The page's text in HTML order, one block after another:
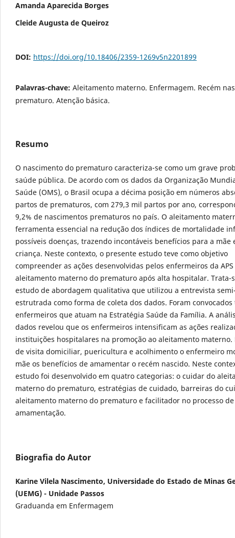
Amanda Aparecida Borges
Cleide Augusta de Queiroz
DOI: https://doi.org/10.18406/2359-1269v5n2201899
Palavras-chave: Aleitamento materno. Enfermagem. Recém
prematuro. Atenção básica.
Resumo
O nascimento do prematuro caracteriza-se como um grave
saúde pública. De acordo com os dados da Organização
Saúde (OMS), o Brasil ocupa a décima posição em números
partos de prematuros, com 279,3 mil partos por ano,
9,2% de nascimentos prematuros no país. O aleitamento
ferramenta essencial na redução dos índices de mortalidade
possíveis doenças, trazendo incontáveis benefícios para a mãe
criança. Neste contexto, o presente estudo teve como objetivo
compreender as ações desenvolvidas pelos enfermeiros da
aleitamento materno do prematuro após alta hospitalar. Trata-
estudo de abordagem qualitativa que utilizou a entrevista semi-
estrutrada como forma de coleta dos dados. Foram convocados
enfermeiros que atuam na Estratégia Saúde da Família. A
dados revelou que os enfermeiros intensificam as ações
instituições hospitalares na promoção ao aleitamento materno.
de visita domiciliar, puericultura e acolhimento o enfermeiro
mãe os benefícios de amamentar o recém nascido. Neste
estudo foi desenvolvido em quatro categorias: o cuidar do
materno do prematuro, estratégias de cuidado, barreiras do
aleitamento materno do prematuro e facilitador no processo de
amamentação.
Biografia do Autor
Karine Vilela Nascimento, Universidade do Estado de Minas
(UEMG) - Unidade Passos
Graduanda em Enfermagem